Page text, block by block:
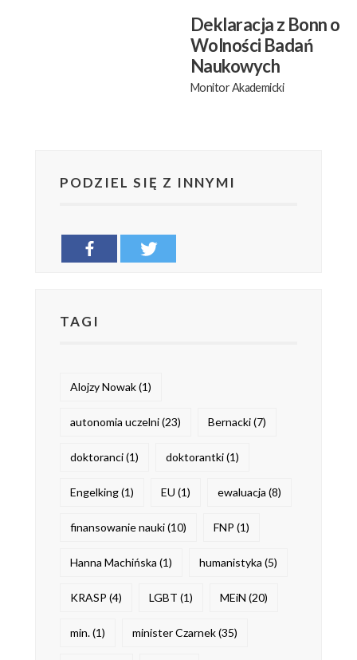
Deklaracja z Bonn o
Wolności Badań
Naukowych
Monitor Akademicki
PODZIEL SIĘ Z INNYMI
TAGI
Alojzy Nowak(1)
autonomia uczelni(23) Bernacki(7)
doktoranci(1) doktorantki(1)
Engelking(1) EU (1) ewaluacja (8)
finansowanie nauki(10) FNP (1)
Hanna Machińska (1) humanistyka (5)
KRASP (4) LGBT (1) MEiN (20)
min.(1) minister Czarnek(35)